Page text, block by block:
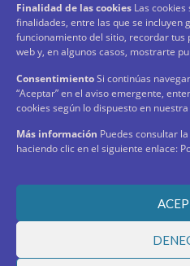
Finalidad de las cookies Las
finalidades, entre las que se incluyen
funcionamiento del sitio, recordar
web y, en algunos casos, mostrarte
ConsentimientoSi continúas
“Aceptar” en el aviso emergente,
cookies según lo dispuesto en
Más información Puedes consultar
haciendo clic en el siguiente enlace:
O si ya
Entra a